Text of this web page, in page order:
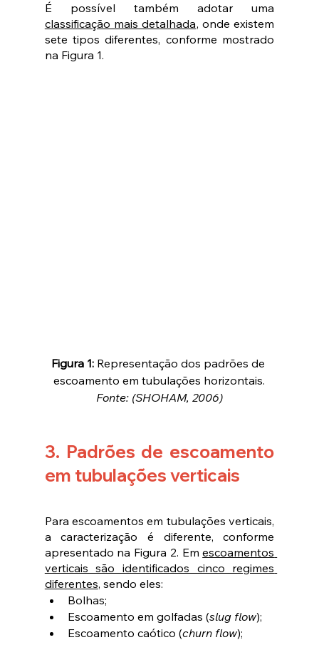
classificação mais detalhada, onde existem
sete tipos diferentes, conforme mostrado
na Figura 1.
Figura 1: Representação dos padrões de
escoamento em tubulações horizontais.
Fonte: (SHOHAM, 2006)
3. Padrões de escoamento
em tubulações verticais
Para escoamentos em tubulações verticais,
a caracterização é diferente, conforme
apresentado na Figura 2. Em escoamentos
verticais são identificados cinco regimes
diferentes, sendo eles:
Bolhas;
Escoamento em golfadas (slug flow);
Escoamento caótico (churn flow);